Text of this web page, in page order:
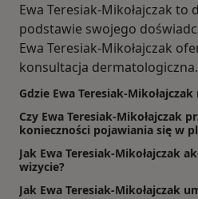
Ewa Teresiak-Mikołajczak to
podstawie swojego
Ewa Teresiak-Mikołajczak
konsultacja dermatologiczna.
Gdzie Ewa Teresiak-
Czy Ewa Teresiak-Mikołajczak
konieczności pojawiania się w
Jak Ewa Teresiak-Mikołajczak
wizycie?
Jak Ewa Teresiak-Mikołajczak